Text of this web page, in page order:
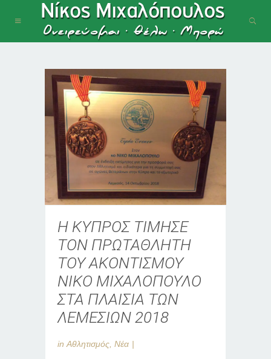
Η ΚΥΠΡΟΣ ΤΙΜΗΣΕ
ΤΟΝ ΠΡΩΤΑΘΛΗΤΗ
ΤΟΥ ΑΚΟΝΤΙΣΜΟΥ
ΝΙΚΟ ΜΙΧΑΛΟΠΟΥΛΟ
ΣΤΑ ΠΛΑΙΣΙΑ ΤΩΝ
ΛΕΜΕΣΙΩΝ 2018
in Αθλητισμός Νέα